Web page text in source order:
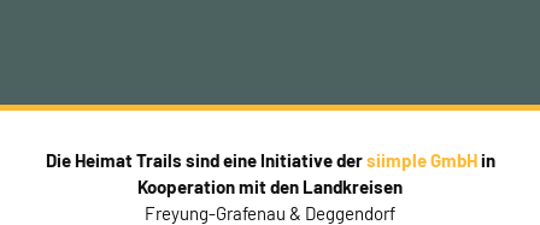
Die Heimat Trails sind eine Initiative dersiimple GmbHin
Kooperation mit den Landkreisen
Freyung-Grafenau & Deggendorf